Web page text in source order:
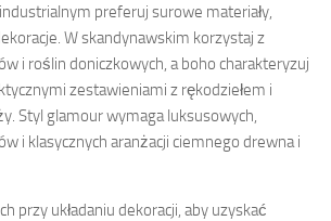
preferuj surowe materiały,
W skandynawskim korzystaj z
i roślin doniczkowych, a boho charakteryzuj
zestawieniami z rękodziełem i
Styl glamour wymaga luksusowych,
i klasycznych aranżacji ciemnego drewna i
przy układaniu dekoracji, aby uzyskać